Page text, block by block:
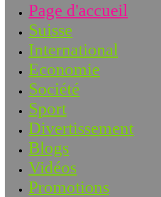
Page d'accueil
Suisse
International
Economie
Société
Sport
Divertissement
Blogs
Vidéos
Promotions